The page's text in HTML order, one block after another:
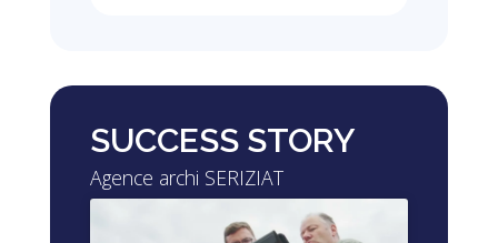
SUCCESS STORY
Agence archi SERIZIAT